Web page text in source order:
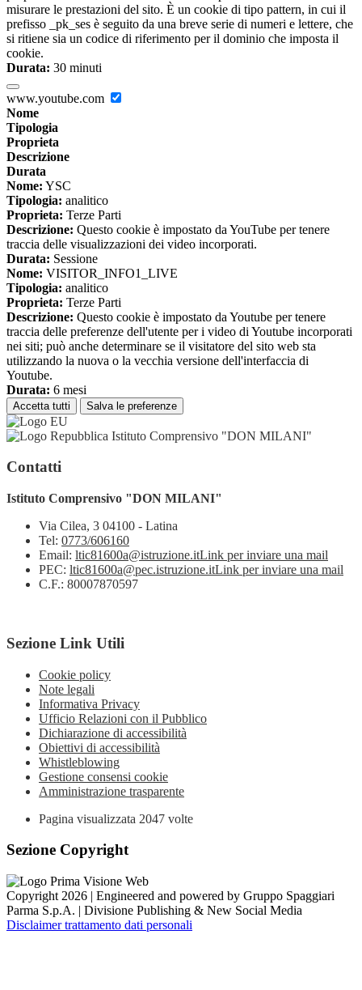
misurare le prestazioni del sito. È un cookie di tipo pattern, in cui il
prefisso _pk_ses è seguito da una breve serie di numeri e lettere, che
si ritiene sia un codice di riferimento per il dominio che imposta il
cookie.
Durata: 30 minuti
www.youtube.com
Nome
Tipologia
Proprieta
Descrizione
Durata
Nome: YSC
Tipologia: analitico
Proprieta: Terze Parti
Descrizione: Questo cookie è impostato da YouTube per tenere
traccia delle visualizzazioni dei video incorporati.
Durata: Sessione
Nome: VISITOR_INFO1_LIVE
Tipologia: analitico
Proprieta: Terze Parti
Descrizione: Questo cookie è impostato da Youtube per tenere
traccia delle preferenze dell'utente per i video di Youtube incorporati
nei siti; può anche determinare se il visitatore del sito web sta
utilizzando la nuova o la vecchia versione dell'interfaccia di
Youtube.
Durata: 6 mesi
Accetta tutti Salva le preferenze
Istituto Comprensivo "DON MILANI"
Contatti
Istituto Comprensivo "DON MILANI"
Via Cilea, 3 04100 - Latina
Tel: 0773/606160
Email: ltic81600a@istruzione.itLink per inviare una mail
PEC: ltic81600a@pec.istruzione.itLink per inviare una mail
C.F.: 80007870597
Sezione Link Utili
Cookie policy
Note legali
Informativa Privacy
Ufficio Relazioni con il Pubblico
Dichiarazione di accessibilità
Obiettivi di accessibilità
Whistleblowing
Gestione consensi cookie
Amministrazione trasparente
Pagina visualizzata 2047 volte
Sezione Copyright
Copyright 2026 | Engineered and powered by Gruppo Spaggiari
Parma S.p.A. | Divisione Publishing & New Social Media
Disclaimer trattamento dati personali